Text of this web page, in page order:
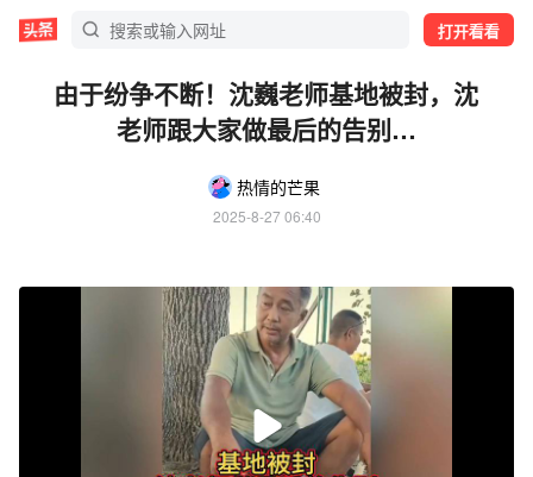
打开看看
由于纷争不断！沈巍老师基地被封，沈
老师跟大家做最后的告别…
热情的芒果
2025-8-27 06:40